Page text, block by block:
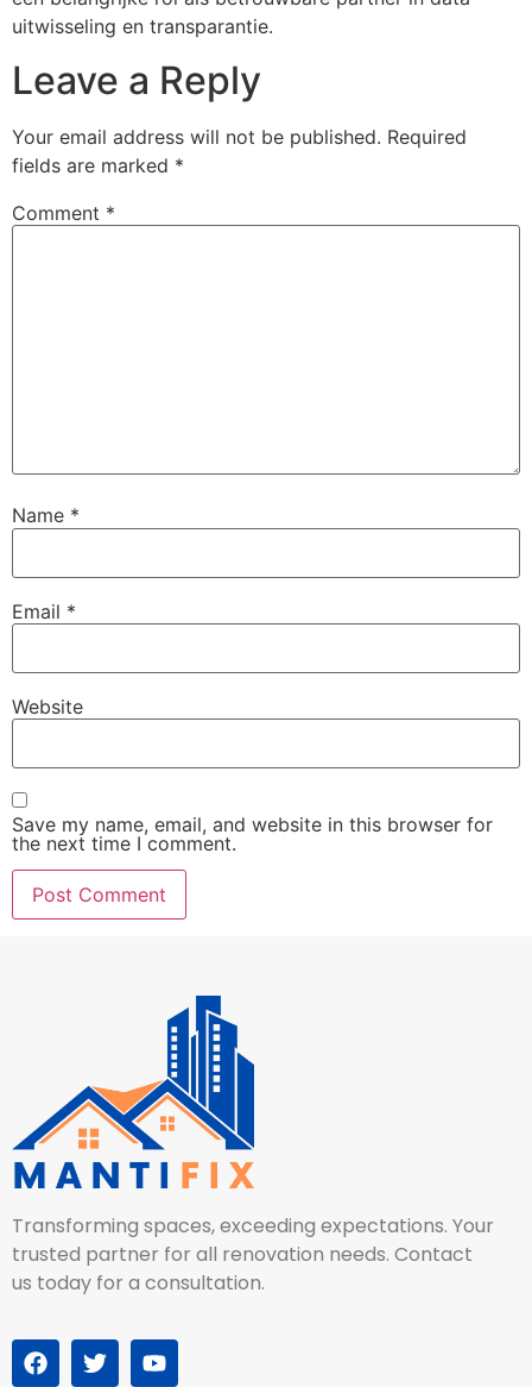
uitwisseling en transparantie.
Leave a Reply
Your email address will not be published. Required
fields are marked *
Comment *
Name *
Email *
Website
Save my name, email, and website in this browser for
the next time I comment.
Transforming spaces, exceeding expectations. Your
trusted partner for all renovation needs. Contact
us today for a consultation.